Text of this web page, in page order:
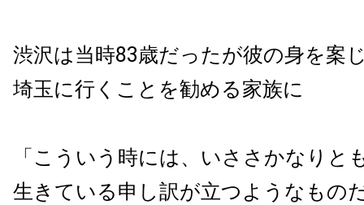
渋沢は当時83歳だったが彼の身を案
埼玉に行くことを勧める家族に
「こういう時には、いささかなりと
生きている申し訳が立つようなもの